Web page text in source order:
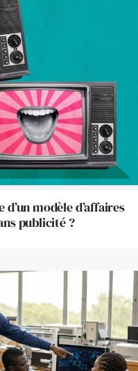
modèle d’affaires
publicité ?